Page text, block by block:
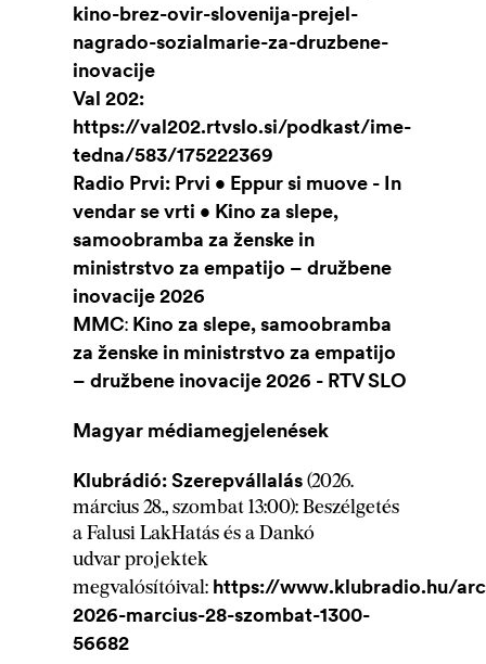
kino-brez-ovir-slovenija-prejel-
nagrado-sozialmarie-za-druzbene-
inovacije
Val 202:
https://val202.rtvslo.si/podkast/ime-
tedna/583/175222369
Radio Prvi: Prvi • Eppur si muove - In
vendar se vrti • Kino za slepe,
samoobramba za ženske in
ministrstvo za empatijo – družbene
inovacije 2026
MMC: Kino za slepe, samoobramba
za ženske in ministrstvo za empatijo
– družbene inovacije 2026 - RTV SLO
Magyar médiamegjelenések
Klubrádió: Szerepvállalás (2026.
március 28., szombat 13:00): Beszélgetés
a Falusi LakHatás és a Dankó
udvar projektek
megvalósítóival: https://www.klubradio.hu/
2026-marcius-28-szombat-1300-
56682